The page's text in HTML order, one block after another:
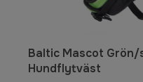
Baltic Mascot
Hundflytväst